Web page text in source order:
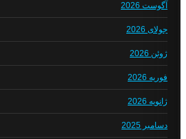
آگوست 2026
جولای 2026
ژوئن 2026
فوریه 2026
ژانویه 2026
دسامبر 2025